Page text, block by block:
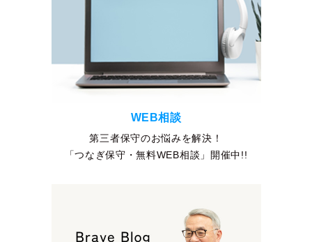
WEB相談
第三者保守のお悩みを解決！
「つなぎ保守・無料WEB相談」開催中!!